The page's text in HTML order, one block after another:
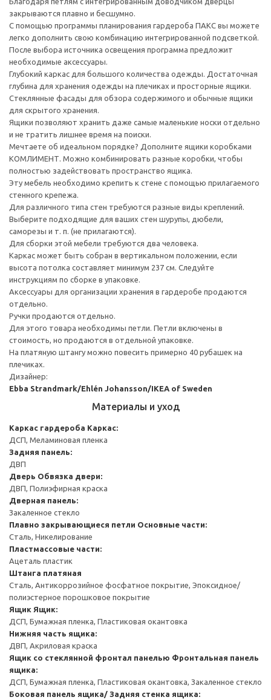
закрываются плавно и бесшумно.
С помощью программы планирования гардероба ПАКС вы можете
легко дополнить свою комбинацию интегрированной подсветкой.
После выбора источника освещения программа предложит
необходимые аксессуары.
Глубокий каркас для большого количества одежды. Достаточная
глубина для хранения одежды на плечиках и просторные ящики.
Стеклянные фасады для обзора содержимого и обычные ящики
для скрытого хранения.
Ящики позволяют хранить даже самые маленькие носки отдельно
и не тратить лишнее время на поиски.
Мечтаете об идеальном порядке? Дополните ящики коробками
КОМЛИМЕНТ. Можно комбинировать разные коробки, чтобы
полностью задействовать пространство ящика.
Эту мебель необходимо крепить к стене с помощью прилагаемого
стенного крепежа.
Для различного типа стен требуются разные виды креплений.
Выберите подходящие для ваших стен шурупы, дюбели,
саморезы и т. п. (не прилагаются).
Для сборки этой мебели требуются два человека.
Каркас может быть собран в вертикальном положении, если
высота потолка составляет минимум 237 см. Следуйте
инструкциям по сборке в упаковке.
Аксессуары для организации хранения в гардеробе продаются
отдельно.
Ручки продаются отдельно.
Для этого товара необходимы петли. Петли включены в
стоимость, но продаются в отдельной упаковке.
На платяную штангу можно повесить примерно 40 рубашек на
плечиках.
Дизайнер:
Ebba Strandmark/Ehlén Johansson/IKEA of Sweden
Материалы и уход
Каркас гардероба Каркас:
ДСП, Меламиновая пленка
Задняя панель:
ДВП
Дверь Обвязка двери:
ДВП, Полиэфирная краска
Дверная панель:
Закаленное стекло
Плавно закрывающиеся петли Основные части:
Сталь, Никелирование
Пластмассовые части:
Ацеталь пластик
Штанга платяная
Сталь, Антикоррозийное фосфатное покрытие, Эпоксидное/
полиэстерное порошковое покрытие
Ящик Ящик:
ДСП, Бумажная пленка, Пластиковая окантовка
Нижняя часть ящика:
ДВП, Акриловая краска
Ящик со стеклянной фронтал панелью Фронтальная панель
ящика:
ДСП, Бумажная пленка, Пластиковая окантовка, Закаленное стекло
Боковая панель ящика/ Задняя стенка ящика: